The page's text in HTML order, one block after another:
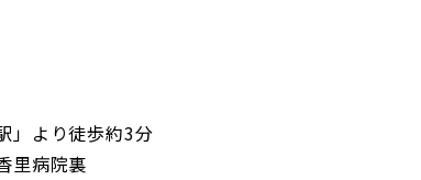
」より徒歩約3分
里病院裏